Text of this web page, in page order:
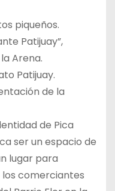
piqueños.
Patijuay”,
Arena.
Patijuay.
de la
de Pica
ser un espacio de
lugar para
comerciantes